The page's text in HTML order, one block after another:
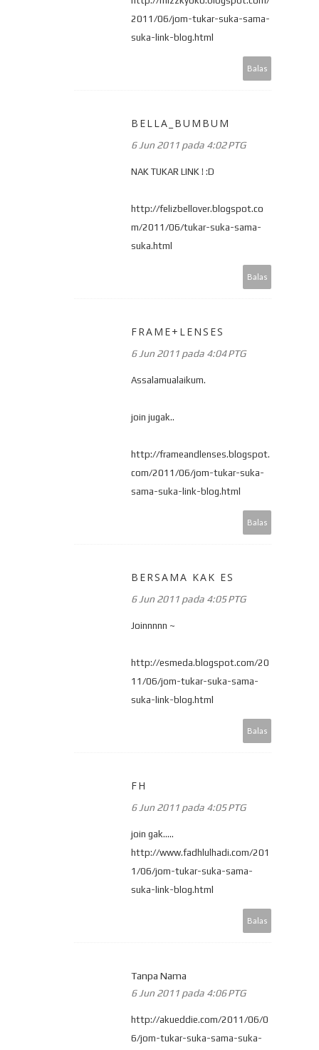
2011/06/jom-tukar-suka-sama-
suka-link-blog.html
Balas
BELLA_BUMBUM
6 Jun 2011 pada 4:02 PTG
NAK TUKAR LINK ! :D
http://felizbellover.blogspot.co
m/2011/06/tukar-suka-sama-
suka.html
Balas
FRAME+LENSES
6 Jun 2011 pada 4:04 PTG
Assalamualaikum.
join jugak..
http://frameandlenses.blogspot.
com/2011/06/jom-tukar-suka-
sama-suka-link-blog.html
Balas
BERSAMA KAK ES
6 Jun 2011 pada 4:05 PTG
Joinnnnn ~
http://esmeda.blogspot.com/20
11/06/jom-tukar-suka-sama-
suka-link-blog.html
Balas
FH
6 Jun 2011 pada 4:05 PTG
join gak.....
http://www.fadhlulhadi.com/201
1/06/jom-tukar-suka-sama-
suka-link-blog.html
Balas
Tanpa Nama
6 Jun 2011 pada 4:06 PTG
http://akueddie.com/2011/06/0
6/jom-tukar-suka-sama-suka-